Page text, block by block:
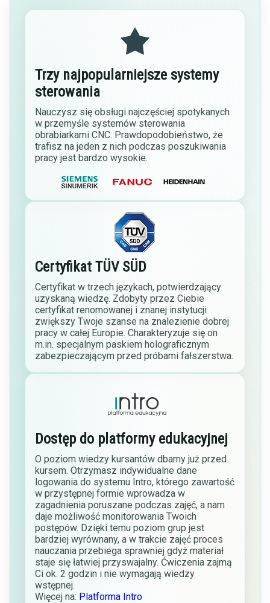
Trzy najpopularniejsze systemy
sterowania
Nauczysz się obsługi najczęściej spotykanych
w przemyśle systemów sterowania
obrabiarkami CNC. Prawdopodobieństwo, że
trafisz na jeden z nich podczas poszukiwania
pracy jest bardzo wysokie.
Certyfikat TÜV SÜD
Certyfikat w trzech językach, potwierdzający
uzyskaną wiedzę. Zdobyty przez Ciebie
certyfikat renomowanej i znanej instytucji
zwiększy Twoje szanse na znalezienie dobrej
pracy w całej Europie. Charakteryzuje się on
m.in. specjalnym paskiem holograficznym
zabezpieczającym przed próbami fałszerstwa.
Dostęp do platformy edukacyjnej
O poziom wiedzy kursantów dbamy już przed
kursem. Otrzymasz indywidualne dane
logowania do systemu Intro, którego zawartość
w przystępnej formie wprowadza w
zagadnienia poruszane podczas zajęć, a nam
daje możliwość monitorowania Twoich
postępów. Dzięki temu poziom grup jest
bardziej wyrównany, a w trakcie zajęć proces
nauczania przebiega sprawniej gdyż materiał
staje się łatwiej przyswajalny. Ćwiczenia zajmą
Ci ok. 2 godzin i nie wymagają wiedzy
wstępnej.
Więcej na: Platforma Intro